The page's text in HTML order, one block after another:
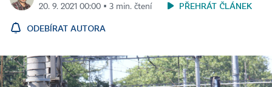
20. 9. 2021 00:00 ▪ 3 min. čtení
PŘEHRÁT ČLÁNEK
ODEBÍRAT AUTORA